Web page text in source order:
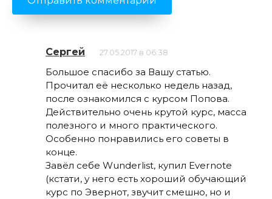
Сергей 27.05.2017 в 06:38
Большое спасибо за Вашу статью.
Прочитал её несколько недель назад,
после ознакомился с курсом Попова.
Действительно очень крутой курс, масса
полезного и много практического.
Особенно понравились его советы в
конце.
Завёл себе Wunderlist, купил Evernote
(кстати, у него есть хороший обучающий
курс по Эвернот, звучит смешно, но и